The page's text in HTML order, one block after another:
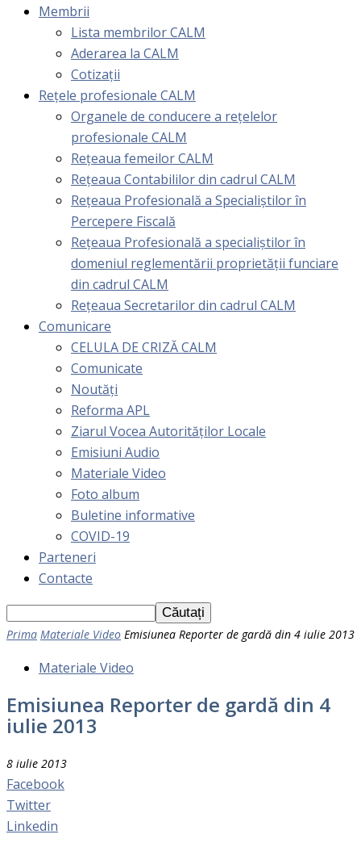
Membrii
Lista membrilor CALM
Aderarea la CALM
Cotizaţii
Rețele profesionale CALM
Organele de conducere a rețelelor
profesionale CALM
Rețeaua femeilor CALM
Rețeaua Contabililor din cadrul CALM
Rețeaua Profesională a Specialiștilor în
Percepere Fiscală
Reţeaua Profesională a specialiştilor în
domeniul reglementării proprietăţii funciare
din cadrul CALM
Rețeaua Secretarilor din cadrul CALM
Comunicare
CELULA DE CRIZĂ CALM
Comunicate
Noutăți
Reforma APL
Ziarul Vocea Autorităților Locale
Emisiuni Audio
Materiale Video
Foto album
Buletine informative
COVID-19
Parteneri
Contacte
Prima Materiale Video Emisiunea Reporter de gardă din 4 iulie 2013
Materiale Video
Emisiunea Reporter de gardă din 4
iulie 2013
8 iulie 2013
Facebook
Twitter
Linkedin